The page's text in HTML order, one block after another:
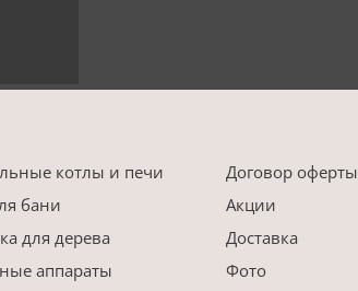
котлы и печи
бани
для дерева
аппараты
Договор оферты
Акции
Доставка
Фото